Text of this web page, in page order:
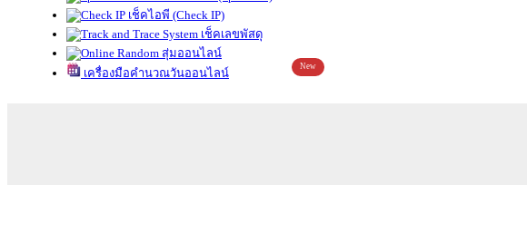
เช็คไอพี (Check IP)
เช็คเลขพัสดุ
สุ่มออนไลน์
เครื่องมือคำนวณวันออนไลน์
New